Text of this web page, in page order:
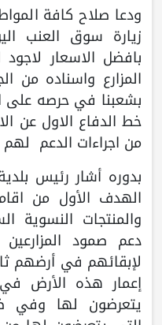
ودعا صلاح كافة
زيارة سوق العنب
بافضل الاسعار
المزارع واسناده من
بشعبنا في حرصه على
خط الدفاع الاول عن
من اجراءات الدعم
بدوره أشار رئيس
الهدف الأول من
والمنتجات النسوية
دعم صمود
لإبقائهم في أرضهم
إعمار هذه الأرض
يتعرضون لها وفي